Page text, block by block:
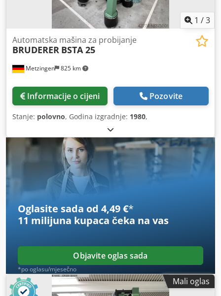
1 /3
Metzingen 825 km
Automatska mašina za probijanje
BRUDERER BSTA 25
Informacije o cijeni Pozovite
Stanje: polovno, Godina izgradnje: 1980,
Oglasite sada od 4,49 €*
11 milijuna kupaca čeka na vas
Objavite oglas sada
*po oglasu/mjesečno
Mali oglas